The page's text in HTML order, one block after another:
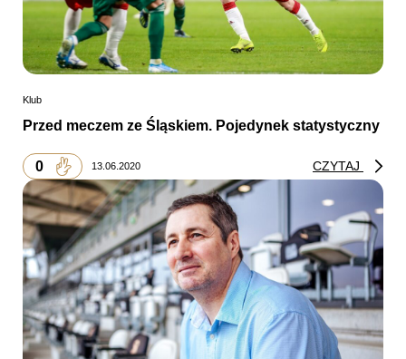
Klub
Przed meczem ze Śląskiem. Pojedynek statystyczny
0 13.06.2020 CZYTAJ